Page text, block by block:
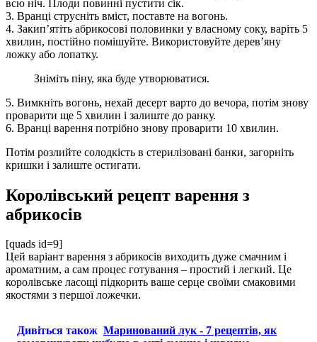
всю ніч. Плоди повинні пустити сік.
3. Вранці струсніть вміст, поставте на вогонь.
4. Закип’ятіть абрикосові половинки у власному соку, варіть 5
хвилин, постійно помішуйте. Використовуйте дерев’яну
ложку або лопатку.
Зніміть піну, яка буде утворюватися.
5. Вимкніть вогонь, нехай десерт варто до вечора, потім знову
проварити ще 5 хвилин і залиште до ранку.
6. Вранці варення потрібно знову проварити 10 хвилин.
Потім розлийте солодкість в стерилізовані банки, загорніть
кришки і залиште остигати.
Королівський рецепт варення з
абрикосів
[quads id=9]
Цей варіант варення з абрикосів виходить дуже смачним і
ароматним, а сам процес готування – простий і легкий. Це
королівське ласощі підкорить ваше серце своїми смаковими
якостями з першої ложечки.
Дивіться також Маринований лук - 7 рецептів, як